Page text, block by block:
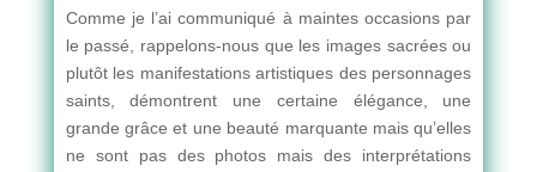
Comme je l’ai communiqué à maintes occasions par
le passé, rappelons-nous que les images sacrées ou
plutôt les manifestations artistiques des personnages
saints, démontrent une certaine élégance, une
grande grâce et une beauté marquante mais qu’elles
ne sont pas des photos mais des interprétations